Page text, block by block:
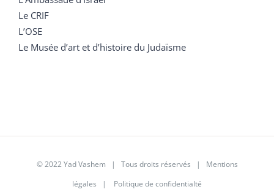
Le CRIF
L’OSE
Le Musée d’art et d’histoire du Judaïsme
© 2022 Yad Vashem | Tous droits réservés | Mentions
légales | Politique de confidentialté